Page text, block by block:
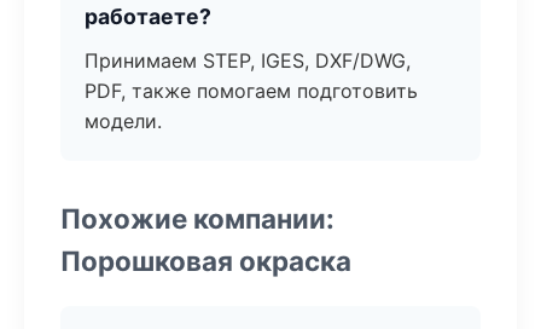
работаете?
Принимаем STEP, IGES, DXF/DWG,
PDF, также помогаем подготовить
модели.
Похожие компании:
Порошковая окраска